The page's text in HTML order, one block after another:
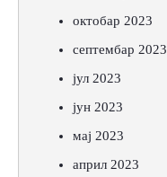
октобар 2023
септембар 2023
јул 2023
јун 2023
мај 2023
април 2023